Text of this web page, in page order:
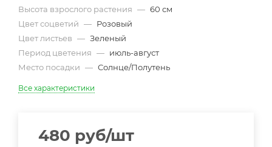
Высота взрослого растения — 60 см
Цвет соцветий — Розовый
Цвет листьев — Зеленый
Период цветения — июль-август
Место посадки — Солнце/Полутень
Все характеристики
480 руб/шт